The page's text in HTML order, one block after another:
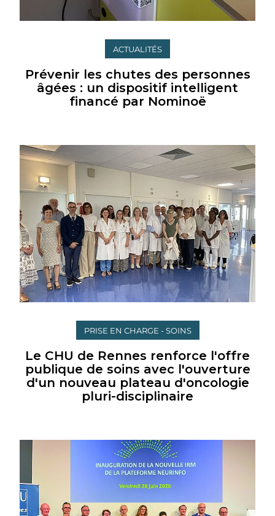
ACTUALITÉS
Prévenir les chutes des personnes
âgées : un dispositif intelligent
financé par Nominoë
PRISE EN CHARGE - SOINS
Le CHU de Rennes renforce l'offre
publique de soins avec l'ouverture
d'un nouveau plateau d'oncologie
pluri-disciplinaire